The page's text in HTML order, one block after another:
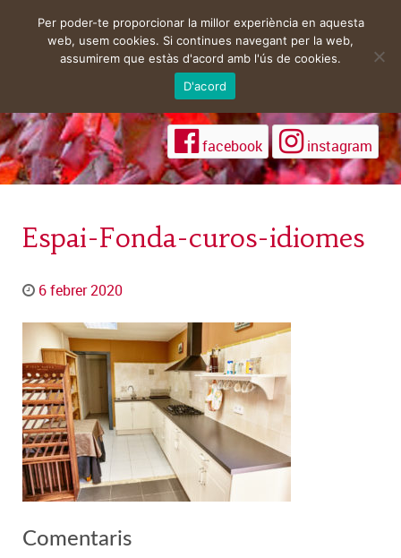
facebook instagram
Espai-Fonda-curos-idiomes
6 febrer 2020
Comentaris
Per poder-te proporcionar la millor experiència en aquesta
web, usem cookies. Si continues navegant per la web,
assumirem que estàs d'acord amb l'ús de cookies.
D'acord